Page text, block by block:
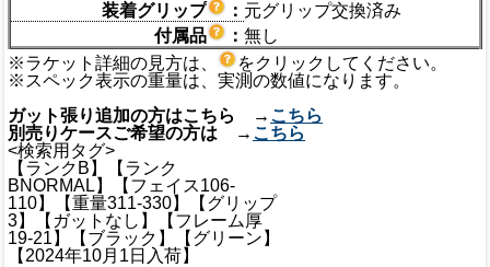
装着グリップ
： 元グリップ交換済み
付属品
： 無し
※ラケット詳細の見方は、
をクリックしてください。
※スペック表示の重量は、実測の数値になります。
ガット張り追加の方はこちら → こちら
別売りケースご希望の方は → こちら
<検索用タグ>
【ランクB】【ランク
BNORMAL】【フェイス106-
110】【重量311-330】【グリップ
3】【ガットなし】【フレーム厚
19-21】【ブラック】【グリーン】
【2024年10月1日入荷】